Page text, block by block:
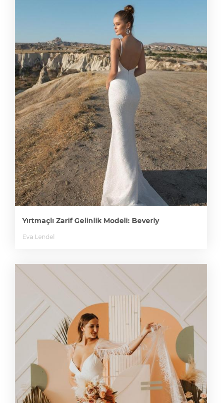
Yırtmaçlı Zarif Gelinlik Modeli: Beverly
Eva Lendel